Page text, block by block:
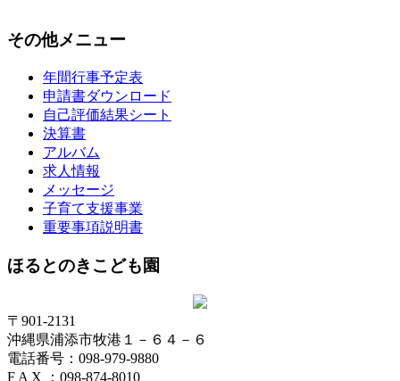
その他メニュー
年間行事予定表
申請書ダウンロード
自己評価結果シート
決算書
アルバム
求人情報
メッセージ
子育て支援事業
重要事項説明書
ほるとのきこども園
〒901-2131
沖縄県浦添市牧港１－６４－６
電話番号：098-979-9880
F A X ：098-874-8010